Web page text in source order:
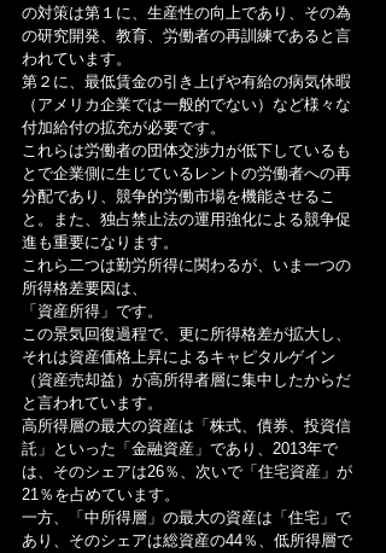
の対策は第１に、生産性の向上であり、その為
の研究開発、教育、労働者の再訓練であると言
われています。
第２に、最低賃金の引き上げや有給の病気休暇
（アメリカ企業では一般的でない）など様々な
付加給付の拡充が必要です。
これらは労働者の団体交渉力が低下しているも
とで企業側に生じているレントの労働者への再
分配であり、競争的労働市場を機能させるこ
と。また、独占禁止法の運用強化による競争促
進も重要になります。
これら二つは勤労所得に関わるが、いま一つの
所得格差要因は、
「資産所得」です。
この景気回復過程で、更に所得格差が拡大し、
それは資産価格上昇によるキャピタルゲイン
（資産売却益）が高所得者層に集中したからだ
と言われています。
高所得層の最大の資産は「株式、債券、投資信
託」といった「金融資産」であり、2013年で
は、そのシェアは26％、次いで「住宅資産」が
21％を占めています。
一方、「中所得層」の最大の資産は「住宅」で
あり、そのシェアは総資産の44％、低所得層で